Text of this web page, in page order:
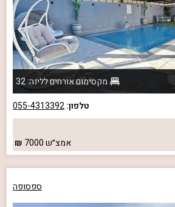
מקסימום אורחים ללינה: 32
טלפון:055-4313392
אמצ״ש7000
ספסופה